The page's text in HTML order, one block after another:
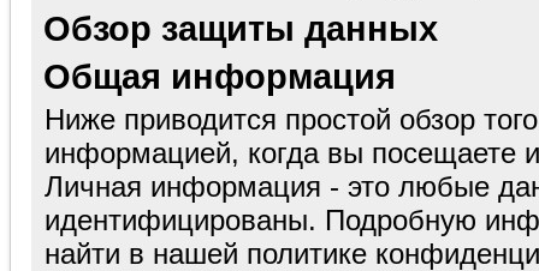
Обзор защиты данных
Общая информация
Ниже приводится простой обзор
информацией, когда вы посещаете и
Личная информация - это любые
идентифицированы. Подробную
найти в нашей политике